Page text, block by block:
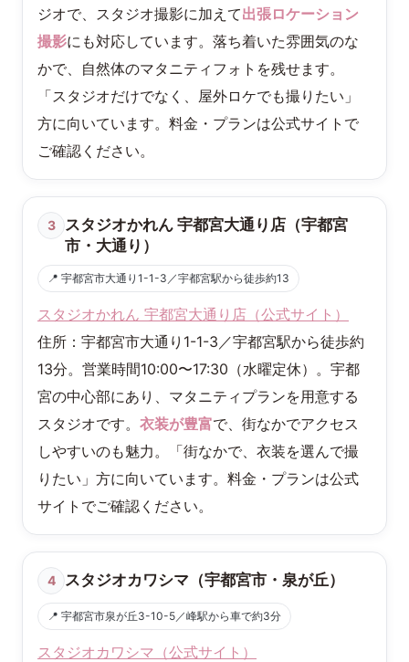
ジオで、スタジオ撮影に加えて出張ロケーション
撮影にも対応しています。落ち着いた雰囲気のな
かで、自然体のマタニティフォトを残せます。
「スタジオだけでなく、屋外ロケでも撮りたい」
方に向いています。料金・プランは公式サイトで
ご確認ください。
3
スタジオかれん 宇都宮大通り店（宇都宮
市・大通り）
📍 宇都宮市大通り1-1-3／宇都宮駅から徒歩約13
スタジオかれん 宇都宮大通り店（公式サイト）
住所：宇都宮市大通り1-1-3／宇都宮駅から徒歩約
13分。営業時間10:00〜17:30（水曜定休）。宇都
宮の中心部にあり、マタニティプランを用意する
スタジオです。 衣装が豊富で、街なかでアクセス
しやすいのも魅力。「街なかで、衣装を選んで撮
りたい」方に向いています。料金・プランは公式
サイトでご確認ください。
4 スタジオカワシマ（宇都宮市・泉が丘）
📍 宇都宮市泉が丘3-10-5／峰駅から車で約3分
スタジオカワシマ（公式サイト）